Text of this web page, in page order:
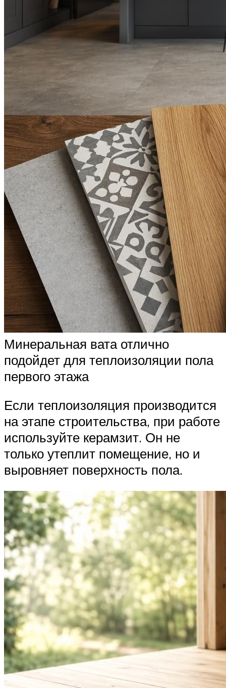
Минеральная вата отлично
подойдет для теплоизоляции пола
первого этажа
Если теплоизоляция производится
на этапе строительства, при работе
используйте керамзит. Он не
только утеплит помещение, но и
выровняет поверхность пола.